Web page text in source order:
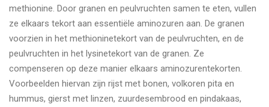
methionine. Door granen en peulvruchten samen te eten, vullen
ze elkaars tekort aan essentiële aminozuren aan. De granen
voorzien in het methioninetekort van de peulvruchten, en de
peulvruchten in het lysinetekort van de granen. Ze
compenseren op deze manier elkaars aminozurentekorten.
Voorbeelden hiervan zijn rijst met bonen, volkoren pita en
hummus, gierst met linzen, zuurdesembrood en pindakaas,